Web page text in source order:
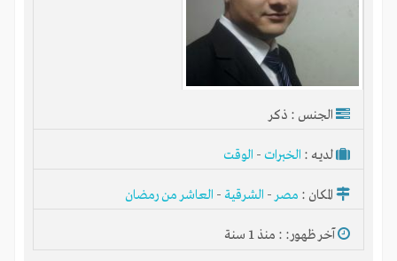
الجنس : ذكر
لديـه : الخبرات - الوقت
المكان : مصر- الشرقية - العاشر من رمضان
آخر ظهور: : منذ 1 سنة